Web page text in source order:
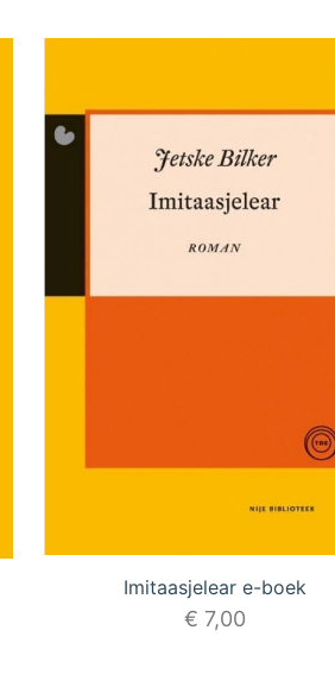
Imitaasjelear e-boek
€ 7,00